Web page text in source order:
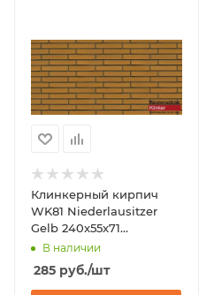
Клинкерный кирпич
WK81 Niederlausitzer
Gelb 240x55x71
Westerwalder Klinker
В наличии
285 руб./шт